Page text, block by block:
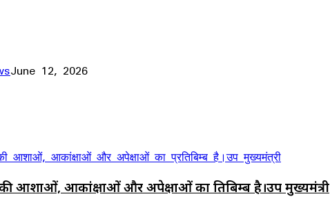
June 12, 2026
आशाओं, आकांक्षाओं और अपेक्षाओं का प्रतिबिम्ब है।उप मुख्यमंत्री